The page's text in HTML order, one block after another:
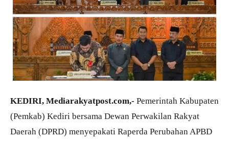
KEDIRI, Mediarakyatpost.com,- Pemerintah Kabupaten
(Pemkab) Kediri bersama Dewan Perwakilan Rakyat
Daerah (DPRD) menyepakati Raperda Perubahan APBD